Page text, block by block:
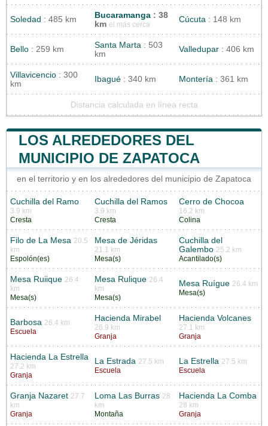
Soledad : 485 km Bucaramanga : 38
km el más cerca
Cúcuta : 148 km
Bello : 259 km Santa Marta : 503
km
Valledupar : 406 km
Villavicencio : 300
km
Ibagué : 340 km Montería : 361 km
Distancia calculada en línea recta
LOS ALREDEDORES DEL
MUNICIPIO DE ZAPATOCA
en el territorio y en los alrededores del municipio de Zapatoca
Cuchilla del Ramo
3.9 km
Cresta
Cuchilla del Ramos
3.9 km
Cresta
Cerro de Chocoa
16.2 km
Colina
Filo de La Mesa 20.5
km
Espolón(es)
Mesa de Jéridas
21.1 km
Mesa(s)
Cuchilla del
Galembo 25.2 km
Acantilado(s)
Mesa Ruiique 26.4
km
Mesa(s)
Mesa Rulique 26.4
km
Mesa(s)
Mesa Ruígue 26.4 km
Mesa(s)
Barbosa 26.4 km
Escuela
Hacienda Mirabel
26.9 km
Granja
Hacienda Volcanes
27.1 km
Granja
Hacienda La Estrella
27.2 km
Granja
La Estrada 27.5 km
Escuela
La Estrella 27.5 km
Escuela
Granja Nazaret 27.7
km
Granja
Loma Las Burras 28
km
Montaña
Hacienda La Comba
28 km
Granja